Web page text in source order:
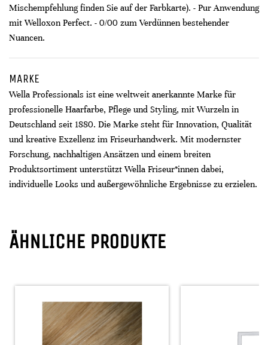
Mischempfehlung finden Sie auf der Farbkarte). - Pur Anwendung
mit Welloxon Perfect. - 0/00 zum Verdünnen bestehender
Nuancen.
MARKE
Wella Professionals ist eine weltweit anerkannte Marke für
professionelle Haarfarbe, Pflege und Styling, mit Wurzeln in
Deutschland seit 1880. Die Marke steht für Innovation, Qualität
und kreative Exzellenz im Friseurhandwerk. Mit modernster
Forschung, nachhaltigen Ansätzen und einem breiten
Produktsortiment unterstützt Wella Friseur*innen dabei,
individuelle Looks und außergewöhnliche Ergebnisse zu erzielen.
ÄHNLICHE PRODUKTE